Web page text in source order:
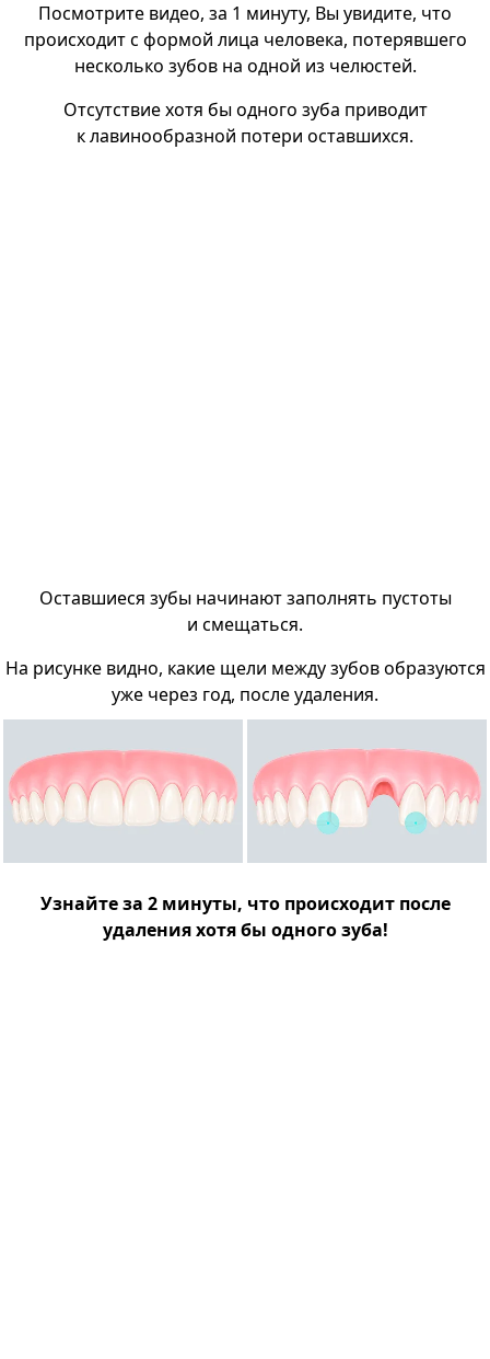
Посмотрите видео, за 1 минуту, Вы увидите, что
происходит с формой лица человека, потерявшего
несколько зубов на одной из челюстей.
Отсутствие хотя бы одного зуба приводит
к лавинообразной потери оставшихся.
Оставшиеся зубы начинают заполнять пустоты
и смещаться.
На рисунке видно, какие щели между зубов образуются
уже через год, после удаления.
Узнайте за 2 минуты, что происходит после
удаления хотя бы одного зуба!